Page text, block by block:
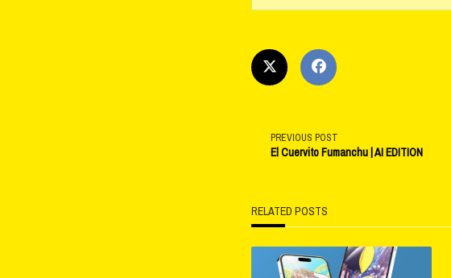
<span
subtitle
screen-
PREVIOUS POST
El Cuervito Fumanchu | AI EDITION
RELATED POSTS